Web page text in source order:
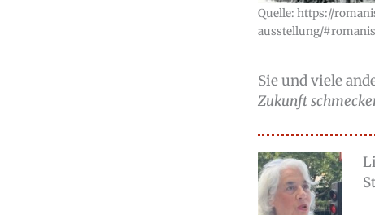
Quelle: https://
ausstellung/
Sie und viele
Zukunft